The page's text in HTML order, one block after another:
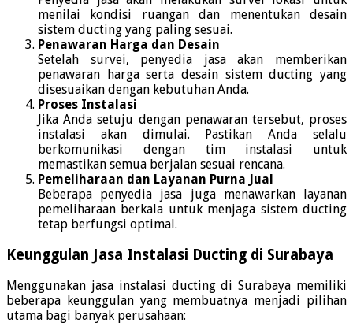
menilai kondisi ruangan dan menentukan desain
sistem ducting yang paling sesuai.
Penawaran Harga dan Desain
Setelah survei, penyedia jasa akan memberikan
penawaran harga serta desain sistem ducting yang
disesuaikan dengan kebutuhan Anda.
Proses Instalasi
Jika Anda setuju dengan penawaran tersebut, proses
instalasi akan dimulai. Pastikan Anda selalu
berkomunikasi dengan tim instalasi untuk
memastikan semua berjalan sesuai rencana.
Pemeliharaan dan Layanan Purna Jual
Beberapa penyedia jasa juga menawarkan layanan
pemeliharaan berkala untuk menjaga sistem ducting
tetap berfungsi optimal.
Keunggulan Jasa Instalasi Ducting di Surabaya
Menggunakan jasa instalasi ducting di Surabaya memiliki
beberapa keunggulan yang membuatnya menjadi pilihan
utama bagi banyak perusahaan: